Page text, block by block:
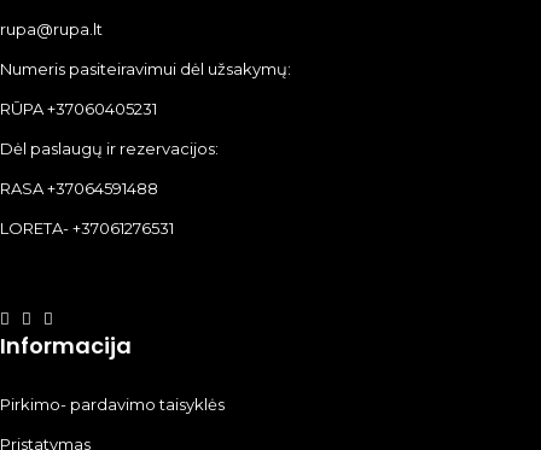
rupa@rupa.lt
Numeris pasiteiravimui dėl užsakymų:
RŪPA +37060405231
Dėl paslaugų ir rezervacijos:
RASA +37064591488
LORETA- +37061276531
Informacija
Pirkimo- pardavimo taisyklės
Pristatymas